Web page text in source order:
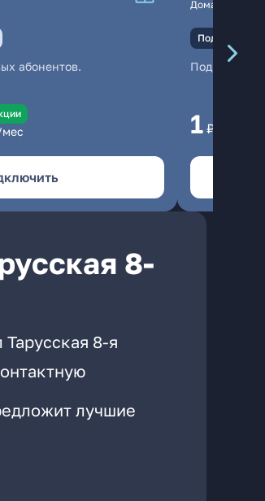
абонентов.
Домашний
Подключение
1 ₽/мес
8-
8-я
лучшие